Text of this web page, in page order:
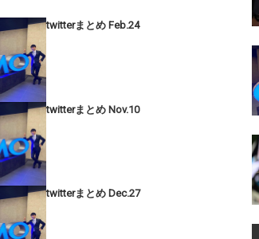
twitterまとめ Feb.24
twitterまとめ Nov.10
twitterまとめ Dec.27